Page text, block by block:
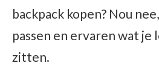
backpack kopen? Nou
passen en ervaren wat je
zitten.